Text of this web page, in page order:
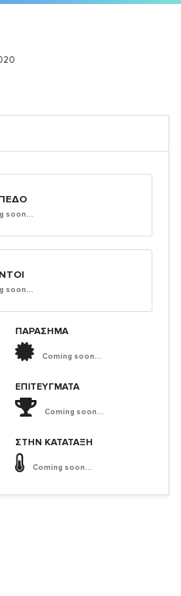
soon...
soon...
ΠΑΡΑΣΗΜΑ
Coming soon...
ΕΠΙΤΕΎΓΜΑΤΑ
Coming soon...
ΣΤΗΝ ΚΑΤΆΤΑΞΗ
Coming soon...